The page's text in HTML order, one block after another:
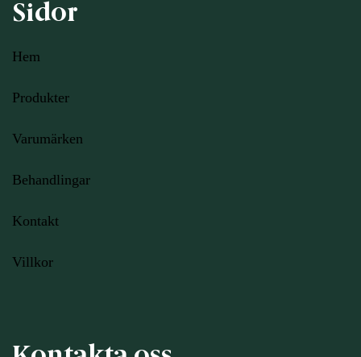
Sidor
Hem
Produkter
Varumärken
Behandlingar
Kontakt
Villkor